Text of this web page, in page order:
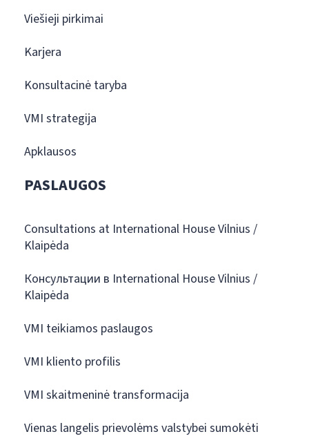
Viešieji pirkimai
Karjera
Konsultacinė taryba
VMI strategija
Apklausos
PASLAUGOS
Consultations at International House Vilnius /
Klaipėda
Консультации в International House Vilnius /
Klaipėda
VMI teikiamos paslaugos
VMI kliento profilis
VMI skaitmeninė transformacija
Vienas langelis prievolėms valstybei sumokėti